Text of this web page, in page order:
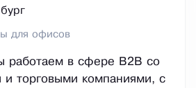
для офисов
работаем в сфере В2В со
и торговыми компаниями, с